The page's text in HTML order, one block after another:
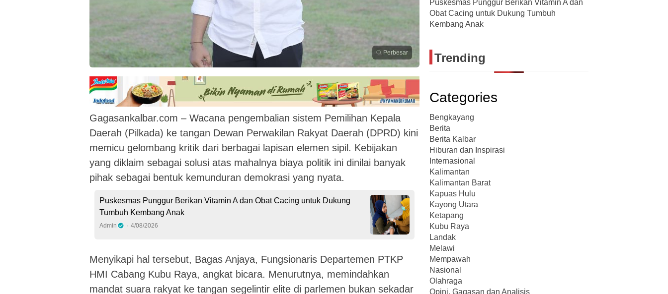
Perbesar
Gagasankalbar.com – Wacana pengembalian sistem Pemilihan Kepala
Daerah (Pilkada) ke tangan Dewan Perwakilan Rakyat Daerah (DPRD) kini
memicu gelombang kritik dari berbagai lapisan elemen sipil. Kebijakan
yang diklaim sebagai solusi atas mahalnya biaya politik ini dinilai banyak
pihak sebagai bentuk kemunduran demokrasi yang nyata.
Puskesmas Punggur Berikan Vitamin A dan Obat Cacing untuk Dukung
Tumbuh Kembang Anak
Admin 4/08/2026
Menyikapi hal tersebut, Bagas Anjaya, Fungsionaris Departemen PTKP
HMI Cabang Kubu Raya, angkat bicara. Menurutnya, memindahkan
mandat suara rakyat ke tangan segelintir elite di parlemen bukan sekadar
Puskesmas Punggur Berikan Vitamin A dan
Obat Cacing untuk Dukung Tumbuh
Kembang Anak
Trending
Categories
Bengkayang
Berita
Berita Kalbar
Hiburan dan Inspirasi
Internasional
Kalimantan
Kalimantan Barat
Kapuas Hulu
Kayong Utara
Ketapang
Kubu Raya
Landak
Melawi
Mempawah
Nasional
Olahraga
Opini, Gagasan dan Analisis